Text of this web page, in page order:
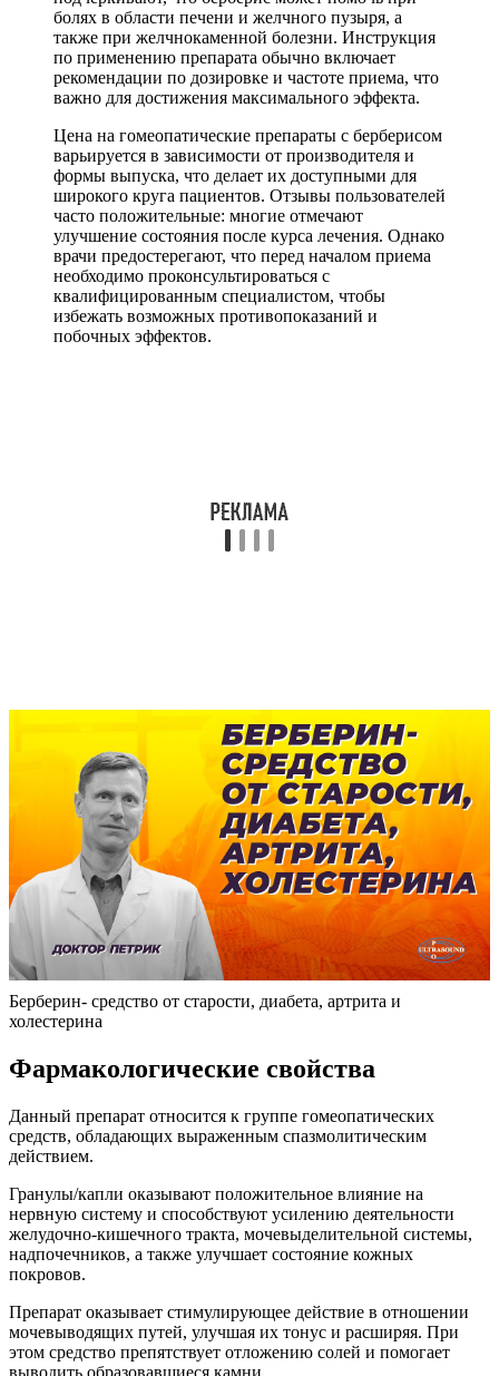
болях в области печени и желчного пузыря, а
также при желчнокаменной болезни. Инструкция
по применению препарата обычно включает
рекомендации по дозировке и частоте приема, что
важно для достижения максимального эффекта.
Цена на гомеопатические препараты с берберисом
варьируется в зависимости от производителя и
формы выпуска, что делает их доступными для
широкого круга пациентов. Отзывы пользователей
часто положительные: многие отмечают
улучшение состояния после курса лечения. Однако
врачи предостерегают, что перед началом приема
необходимо проконсультироваться с
квалифицированным специалистом, чтобы
избежать возможных противопоказаний и
побочных эффектов.
Берберин- средство от старости, диабета, артрита и
холестерина
Фармакологические свойства
Данный препарат относится к группе гомеопатических
средств, обладающих выраженным спазмолитическим
действием.
Гранулы/капли оказывают положительное влияние на
нервную систему и способствуют усилению деятельности
желудочно-кишечного тракта, мочевыделительной системы,
надпочечников, а также улучшает состояние кожных
покровов.
Препарат оказывает стимулирующее действие в отношении
мочевыводящих путей, улучшая их тонус и расширяя. При
этом средство препятствует отложению солей и помогает
выводить образовавшиеся камни.